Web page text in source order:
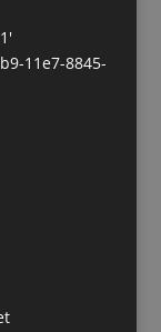
11e7-8845-